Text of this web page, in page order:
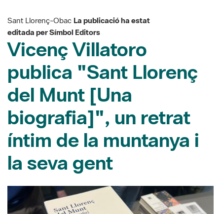
Vicenç Villatoro
publica "Sant Llorenç
del Munt [Una
biografia]", un retrat
íntim de la muntanya i
la seva gent